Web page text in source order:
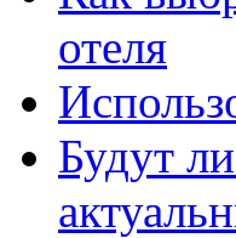
отеля
Будут